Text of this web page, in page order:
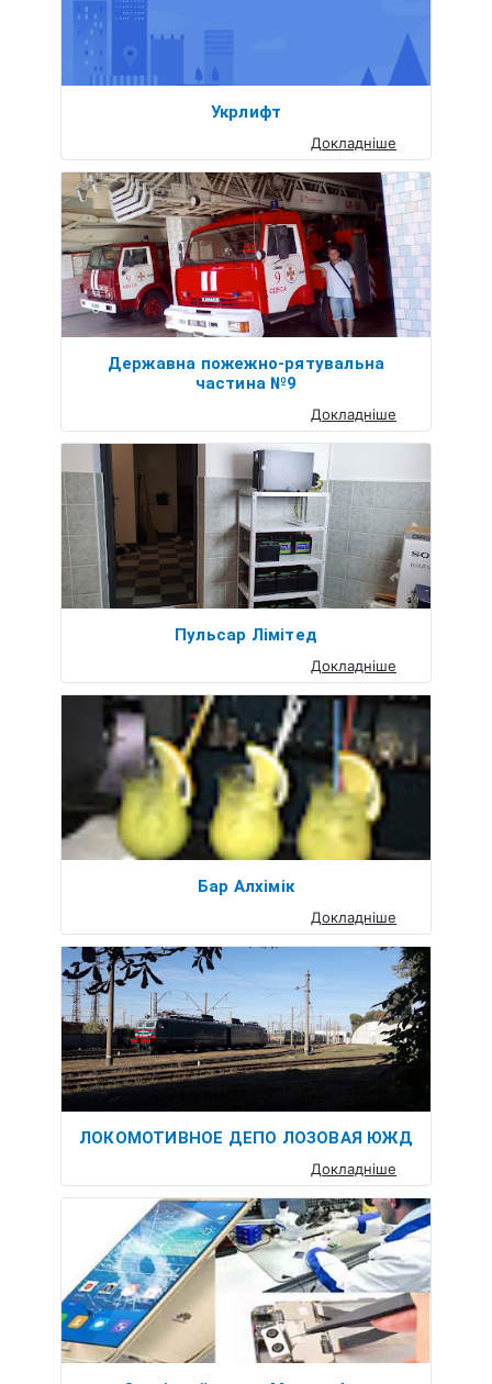
Укрлифт
Докладніше
Державна пожежно-рятувальна
частина №9
Докладніше
Пульсар Лімітед
Докладніше
Бар Алхімік
Докладніше
ЛОКОМОТИВНОЕ ДЕПО ЛОЗОВАЯ ЮЖД
Докладніше